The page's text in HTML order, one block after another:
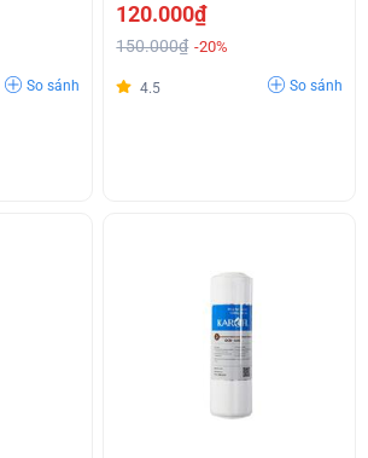
So sánh
120.000₫
150.000₫ -20%
4.5 So sánh